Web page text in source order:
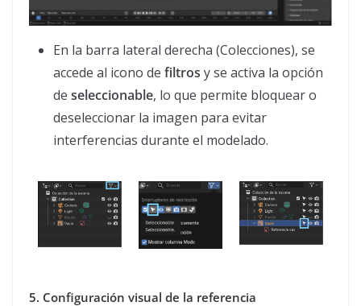
En la barra lateral derecha (Colecciones), se
accede al icono de filtros y se activa la opción
de seleccionable, lo que permite bloquear o
deseleccionar la imagen para evitar
interferencias durante el modelado.
5. Configuración visual de la referencia